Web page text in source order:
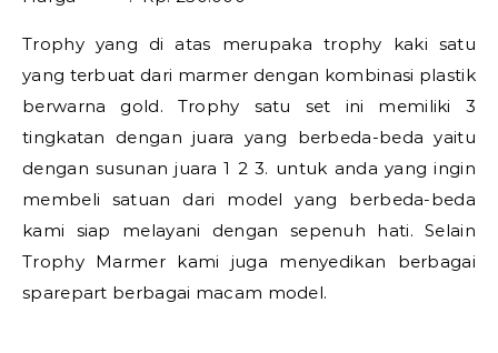
Trophy yang di atas merupaka trophy kaki satu
yang terbuat dari marmer dengan kombinasi plastik
berwarna gold. Trophy satu set ini memiliki 3
tingkatan dengan juara yang berbeda-beda yaitu
dengan susunan juara 1 2 3. untuk anda yang ingin
membeli satuan dari model yang berbeda-beda
kami siap melayani dengan sepenuh hati. Selain
Trophy Marmer kami juga menyedikan berbagai
sparepart berbagai macam model.